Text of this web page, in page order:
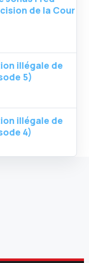
de la Cour
illégale de
5)
illégale de
4)